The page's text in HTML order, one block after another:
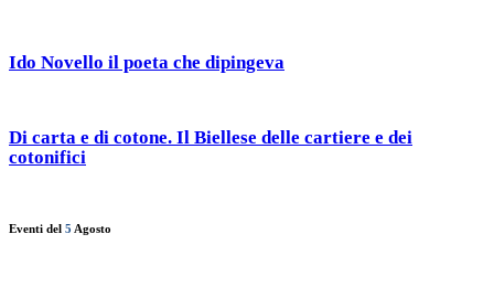
Ido Novello il poeta che dipingeva
Di carta e di cotone. Il Biellese delle cartiere e dei
cotonifici
Eventi del 5 Agosto